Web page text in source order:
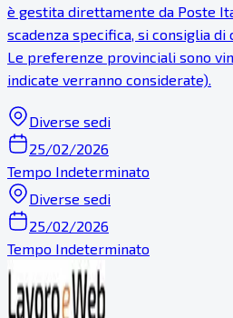
è gestita direttamente da Poste
scadenza specifica, si consiglia di
Le preferenze provinciali sono
indicate verranno considerate).
Diverse sedi
25/02/2026
Tempo Indeterminato
Diverse sedi
25/02/2026
Tempo Indeterminato